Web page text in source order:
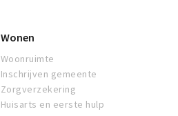
Wonen
Woonruimte
Inschrijven gemeente
Zorgverzekering
Huisarts en eerste hulp